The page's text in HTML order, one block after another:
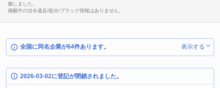
施しました。
掲載中の法令違反/処分/ブラック情報はありません。
全国に同名企業が64件あります。 表示する
2026-03-02に登記が閉鎖されました。